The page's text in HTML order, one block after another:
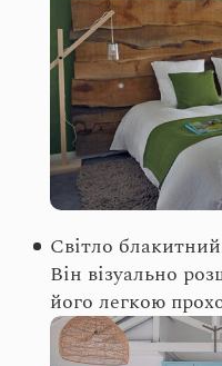
Світло
Він візуально
його легкою